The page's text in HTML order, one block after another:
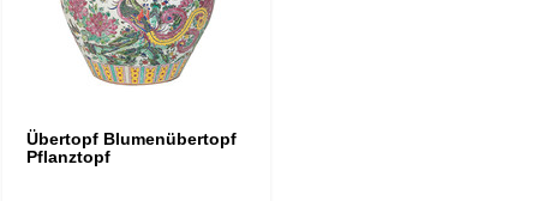
Übertopf Blumenübertopf
Pflanztopf